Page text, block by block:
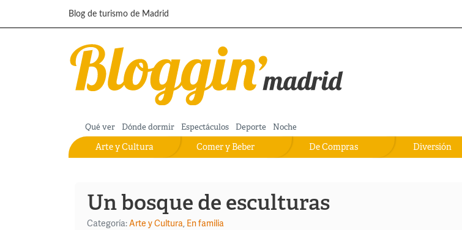
Pasar al contenido principal
Blog de turismo de Madrid
Qué ver Dónde dormir Espectáculos Deporte Noche
Diversión
De Compras
Comer y Beber
Arte y Cultura
Un bosque de esculturas
Categoría:Arte y Cultura, En familia